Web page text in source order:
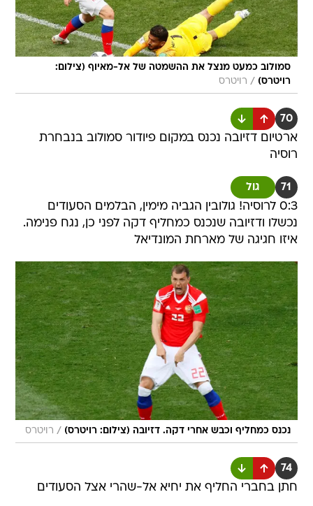
סמולוב כמעט מנצל את ההשמטה של אל-מאיוף (צילום:
רויטרס) / רויטרס
70
ארטיום דזיובה נכנס במקום פיודור סמולוב בנבחרת
רוסיה
71 גול
0:3 לרוסיה! גולובין הגביה מימין, הבלמים הסעודים
נכשלו ודזיובה שנכנס כמחליף דקה לפני כן, נגח פנימה.
איזו חגיגה של מארחת המונדיאל
נכנס כמחליף וכבש אחרי דקה. דזיובה (צילום: רויטרס) / רויטרס
74
חתן בחברי החליף את יחיא אל-שהרי אצל הסעודים